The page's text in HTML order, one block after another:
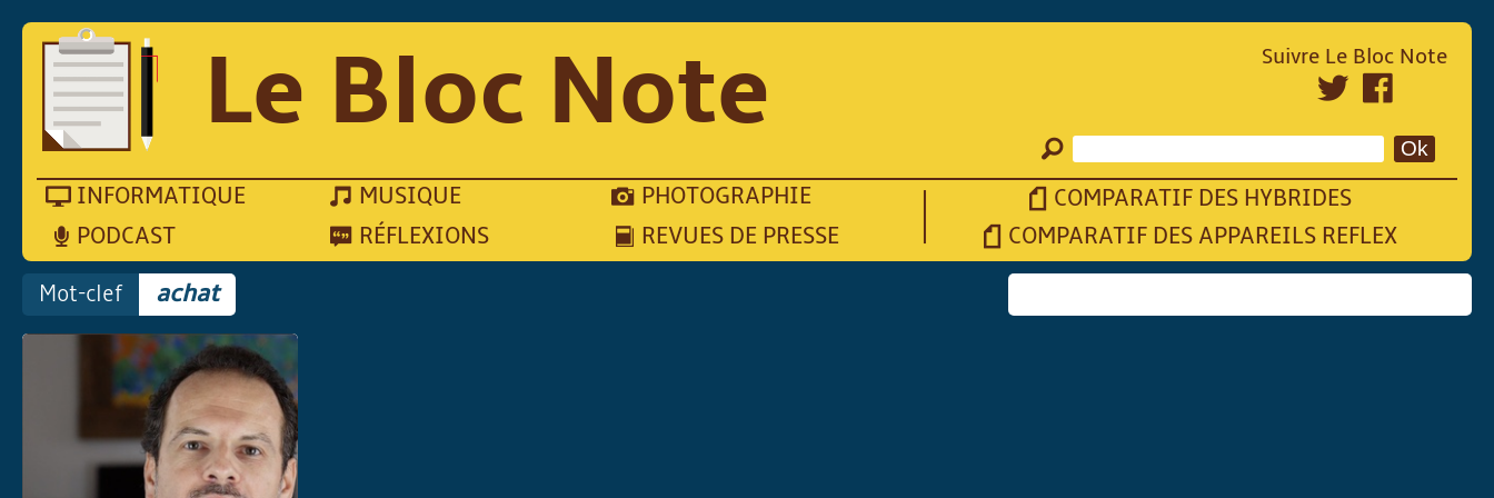
Le Bloc Note
INFORMATIQUE MUSIQUE
PHOTOGRAPHIE
PODCAST
RÉFLEXIONS REVUES DE PRESSE
COMPARATIF DES HYBRIDES
COMPARATIF DES APPAREILS REFLEX
Suivre Le Bloc Note
Mot-clef achat